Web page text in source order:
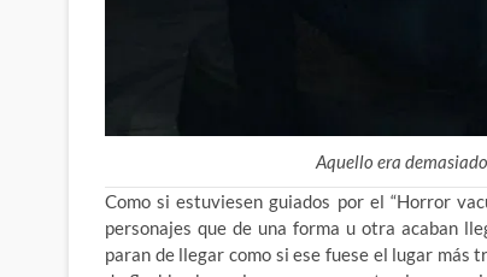
Aquello era
Como si estuviesen guiados por el “Horror
personajes que de una forma u otra acaban
paran de llegar como si ese fuese el lugar más